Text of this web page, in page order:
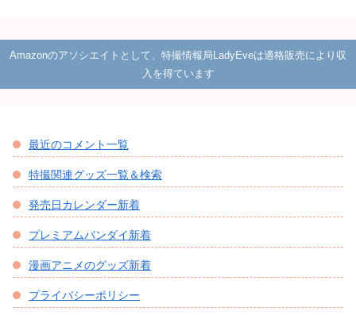
Amazonのアソシエイトとして、特撮情報局LadyEveは適格販売により収
入を得ています
最近のコメント一覧
特撮関連グッズ一覧＆検索
発売日カレンダー新着
プレミアムバンダイ新着
漫画アニメのグッズ新着
プライバシーポリシー